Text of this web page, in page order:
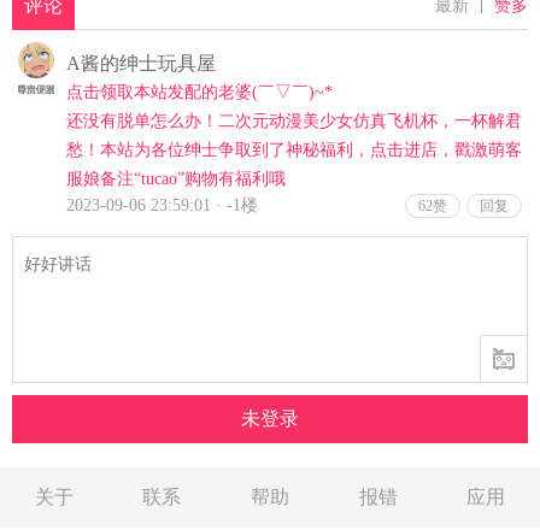
关于 联系 帮助 报错 应用